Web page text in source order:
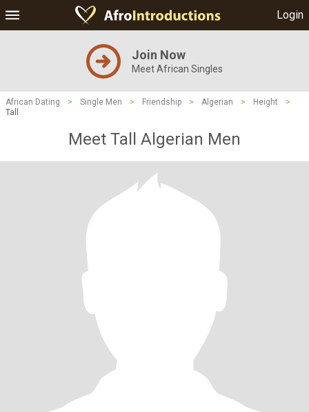
Login
Join Now
Meet African Singles
African Dating > Single Men > Friendship > Algerian > Height
>
Tall
Meet Tall Algerian Men